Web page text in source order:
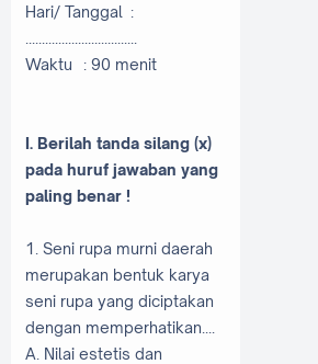
Hari/ Tanggal :
Waktu : 90 menit
I. Berilah tanda silang (x)
pada huruf jawaban yang
paling benar !
1. Seni rupa murni daerah
merupakan bentuk karya
seni rupa yang diciptakan
dengan memperhatikan....
A. Nilai estetis dan